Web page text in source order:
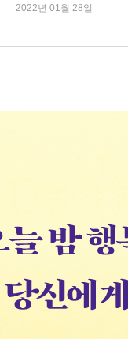
2022년 01월 28일